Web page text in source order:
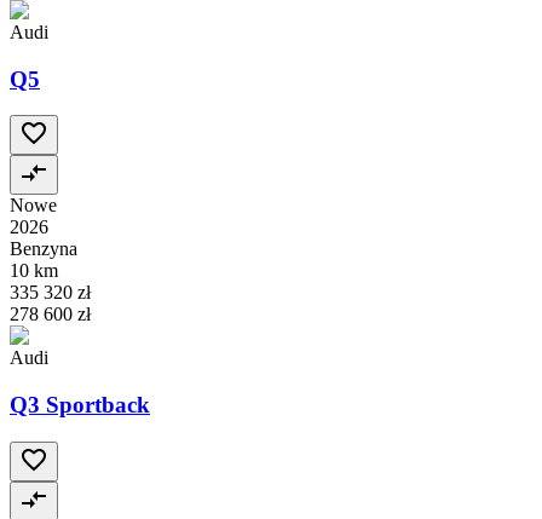
Audi
Q5
Nowe
2026
Benzyna
10 km
335 320 zł
278 600 zł
Audi
Q3 Sportback